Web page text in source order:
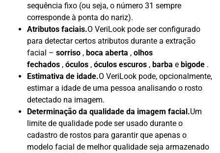
sequência fixo (ou seja, o número 31 sempre
corresponde à ponta do nariz).
Atributos faciais.O VeriLook pode ser configurado
para detectar certos atributos durante a extração
facial – sorriso , boca aberta , olhos
fechados , óculos , óculos escuros , barba e bigode .
Estimativa de idade.O VeriLook pode, opcionalmente,
estimar a idade de uma pessoa analisando o rosto
detectado na imagem.
Determinação da qualidade da imagem facial.Um
limite de qualidade pode ser usado durante o
cadastro de rostos para garantir que apenas o
modelo facial de melhor qualidade seja armazenado